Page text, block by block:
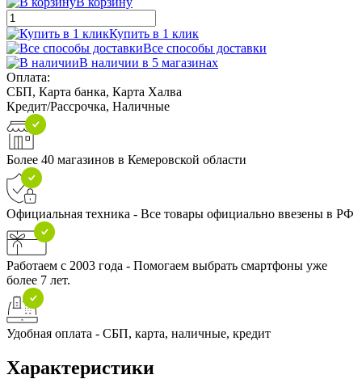
Купить в 1 клик
Все способы доставки
В наличии в 5 магазинах
Оплата:
СБП, Карта банка, Карта Халва
Кредит/Рассрочка, Наличные
Более 40 магазинов в Кемеровской области
Официальная техника - Все товары официально ввезены в РФ
Работаем с 2003 года - Помогаем выбрать смартфоны уже
более 7 лет.
Удобная оплата - СБП, карта, наличные, кредит
Характеристики